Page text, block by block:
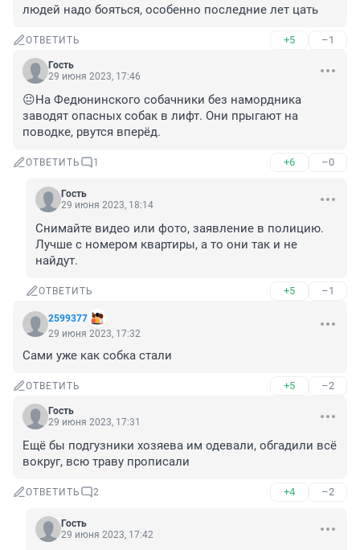
людей надо бояться, особенно последние лет цать
ОТВЕТИТЬ +5 –1
Гость
29 июня 2023, 17:46
😐На Федюнинского собачники без намордника
заводят опасных собак в лифт. Они прыгают на
поводке, рвутся вперёд.
ОТВЕТИТЬ 1 +6 –0
Гость
29 июня 2023, 18:14
Снимайте видео или фото, заявление в полицию.
Лучше с номером квартиры, а то они так и не
найдут.
ОТВЕТИТЬ +5 –1
2599377
29 июня 2023, 17:32
Сами уже как собка стали
ОТВЕТИТЬ +5 –2
Гость
29 июня 2023, 17:31
Ещё бы подгузники хозяева им одевали, обгадили всё
вокруг, всю траву прописали
ОТВЕТИТЬ 2 +4 –2
Гость
29 июня 2023, 17:42